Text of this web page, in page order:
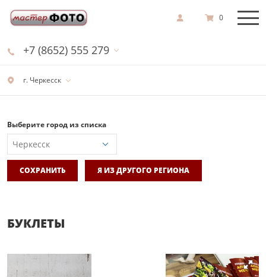
г. Черкесск
+7 (8652) 555 279
0
Выберите город из списка
СОХРАНИТЬ Я ИЗ ДРУГОГО РЕГИОНА
БУКЛЕТЫ